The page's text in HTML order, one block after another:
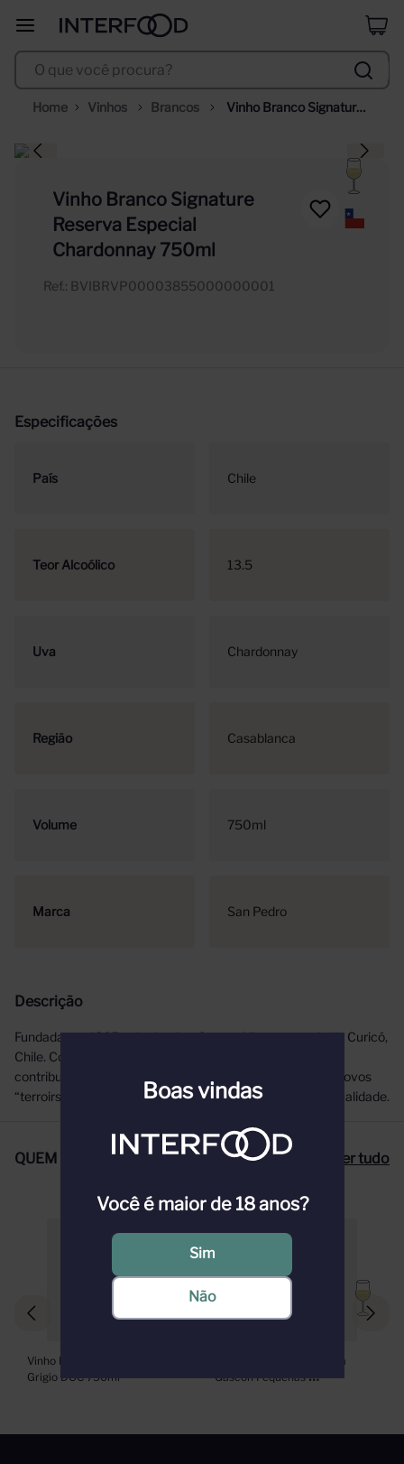
O que você procura?
Vinhos Brancos
Vinho Branco Signature
Vinho Branco Signature
Reserva Especial
Chardonnay 750ml
Ref. : BVIBRVP00003855000000001
Especificações
País Chile
Teor Alcoólico 13.5
Uva Chardonnay
Região Casablanca
Volume 750ml
Marca San Pedro
Descrição
Fundada em 1865 pelos irmãos Correa Albano, no vale do Curicó,
Chile. Com quase 150 anos de tradição, a Viña San Pedro
contribuiu com a indústria vitivinícola chilena, buscando novos
“terroirs” , produzindo vinhos originais e de alto nível de qualidade.
QUEM COMPROU, COMPROU TAMBÉM Ver tudo
Vinho Branco Torresella Pinot
Grigio DOC 750ml
Vinho Branco Escorihuela
Gascón Pequeñas
Boas vindas
Você é maior de 18 anos?
Sim
Não
º duff
corpus astral
10ºselección